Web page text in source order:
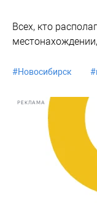
Всех, кто
#Новосибирск #
РЕКЛАМА